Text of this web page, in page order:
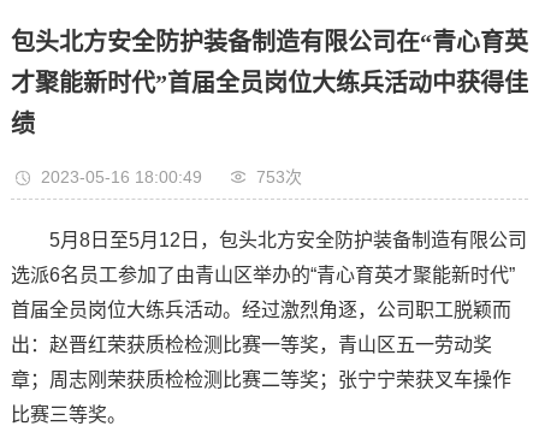
包头北方安全防护装备制造有限公司在“青心育英
才聚能新时代”首届全员岗位大练兵活动中获得佳
绩
2023-05-16 18:00:49 753次
5月8日至5月12日，包头北方安全防护装备制造有限公司
选派6名员工参加了由青山区举办的“青心育英才聚能新时代”
首届全员岗位大练兵活动。经过激烈角逐，公司职工脱颖而
出：赵晋红荣获质检检测比赛一等奖，青山区五一劳动奖
章；周志刚荣获质检检测比赛二等奖；张宁宁荣获叉车操作
比赛三等奖。